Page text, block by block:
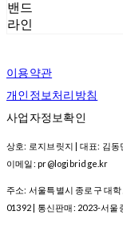
밴드
라인
이용약관
개인정보처리방침
사업자정보확인
상호: 로지브릿지 | 대표: 김동
이메일: pr@logibridge.kr
주소: 서울특별시 종로구 대
01392 | 통신판매: 2023-서울